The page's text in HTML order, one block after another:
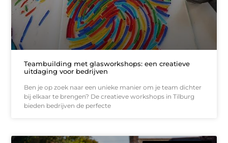
Teambuilding met glasworkshops: een creatieve
uitdaging voor bedrijven
Ben je op zoek naar een unieke manier om je team dichter
bij elkaar te brengen? De creatieve workshops in Tilburg
bieden bedrijven de perfecte